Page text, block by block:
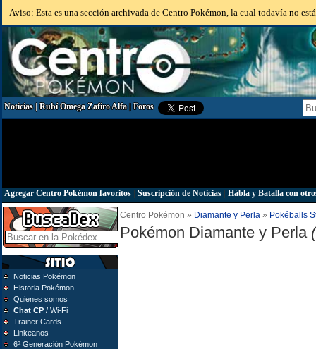
Aviso: Esta es una sección archivada de Centro Pokémon, la cual todavía no
Noticias|Rubí Omega Zafiro Alfa|Foros
Agregar Centro Pokémon favoritos Suscripción de Noticias Hábla y Batalla con
Noticias Pokémon
Historia Pokémon
Quienes somos
Chat CP / Wi-Fi
Trainer Cards
Linkeanos
6ª Generación Pokémon
Centro Pokémon » Diamante y Perla » Pokéballs
Pokémon Diamante y Perla